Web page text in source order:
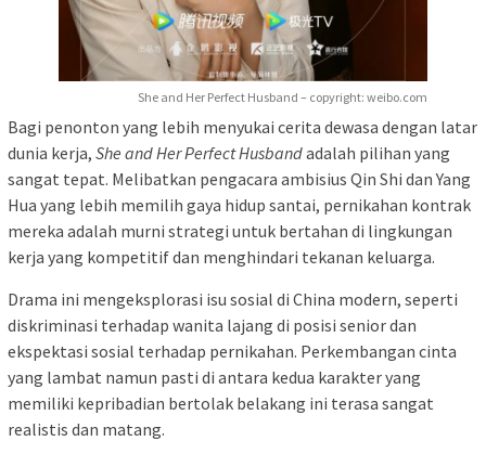
She and Her Perfect Husband – copyright: weibo.com
Bagi penonton yang lebih menyukai cerita dewasa dengan latar
dunia kerja, She and Her Perfect Husbandadalah pilihan yang
sangat tepat. Melibatkan pengacara ambisius Qin Shi dan Yang
Hua yang lebih memilih gaya hidup santai, pernikahan kontrak
mereka adalah murni strategi untuk bertahan di lingkungan
kerja yang kompetitif dan menghindari tekanan keluarga.
Drama ini mengeksplorasi isu sosial di China modern, seperti
diskriminasi terhadap wanita lajang di posisi senior dan
ekspektasi sosial terhadap pernikahan. Perkembangan cinta
yang lambat namun pasti di antara kedua karakter yang
memiliki kepribadian bertolak belakang ini terasa sangat
realistis dan matang.